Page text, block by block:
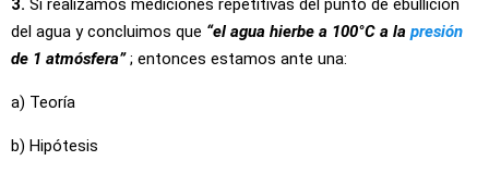
3. Si realizamos mediciones repetitivas del punto de ebullición
del agua y concluimos que “el agua hierbe a 100°C a la presión
de 1 atmósfera”; entonces estamos ante una:
a) Teoría
b) Hipótesis